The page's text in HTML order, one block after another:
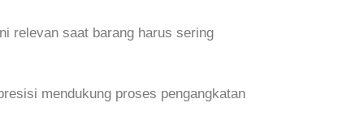
relevan saat barang harus sering
mendukung proses pengangkatan